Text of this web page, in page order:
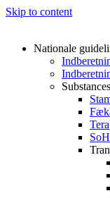
Skip to content
Nationale